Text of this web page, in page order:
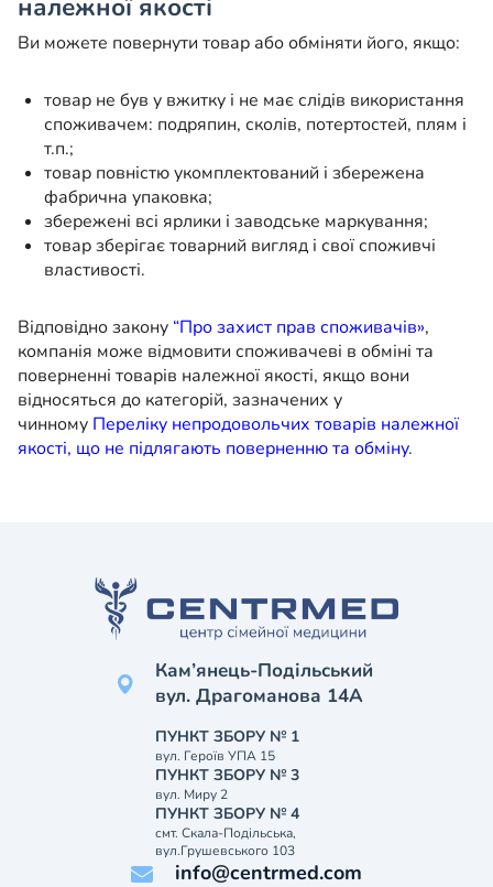
Ви можете повернути товар або обміняти його, якщо:
товар не був у вжитку і не має слідів використання
споживачем: подряпин, сколів, потертостей, плям і
т.п.;
товар повністю укомплектований і збережена
фабрична упаковка;
збережені всі ярлики і заводське маркування;
товар зберігає товарний вигляд і свої споживчі
властивості.
Відповідно закону “Про захист прав споживачів»,
компанія може відмовити споживачеві в обміні та
поверненні товарів належної якості, якщо вони
відносяться до категорій, зазначених у
чинному Переліку непродовольчих товарів належної
якості, що не підлягають поверненню та обміну.
Кам’янець-Подільський
вул. Драгоманова 14А
ПУНКТ ЗБОРУ № 1
вул. Героїв УПА 15
ПУНКТ ЗБОРУ № 3
вул. Миру 2
ПУНКТ ЗБОРУ № 4
смт. Скала-Подільська,
вул.Грушевського 103
info@centrmed.com